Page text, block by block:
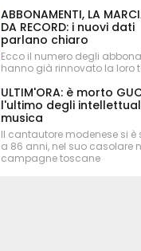
ABBONAMENTI, LA
DA RECORD: i nuovi dati
parlano chiaro
Ecco il numero degli
hanno già rinnovato la loro
ULTIM'ORA: è morto
l'ultimo degli
musica
Il cantautore modenese si è
a 86 anni, nel suo casolare
campagne toscane